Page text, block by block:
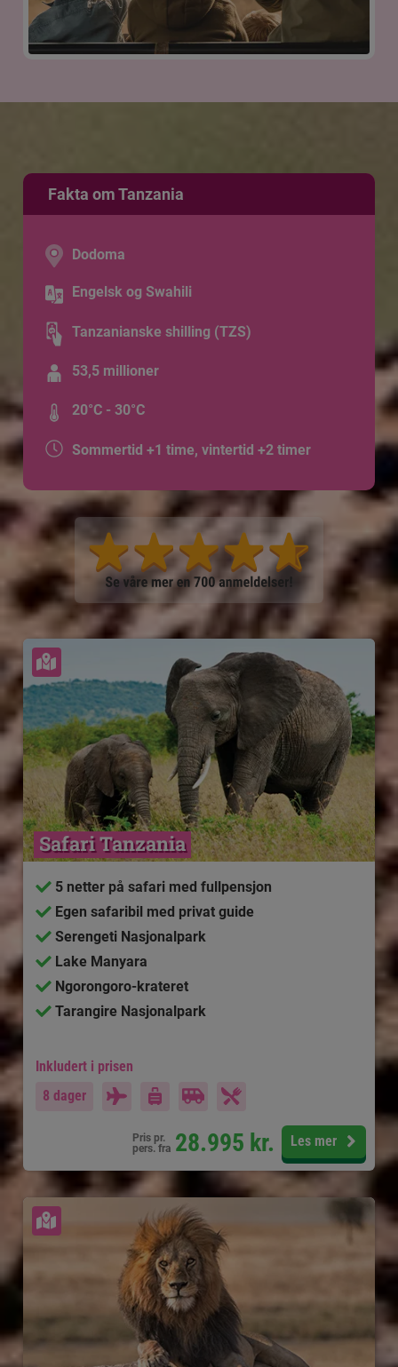
Fakta om Tanzania
Dodoma
Engelsk og Swahili
Tanzanianske shilling (TZS)
53,5 millioner
20°C - 30°C
Sommertid +1 time, vintertid +2 timer
Safari Tanzania
5 netter på safari med fullpensjon
Egen safaribil med privat guide
Serengeti Nasjonalpark
Lake Manyara
Ngorongoro-krateret
Tarangire Nasjonalpark
Inkludert i prisen
8 dager
Pris pr.
pers. fra 28.995 kr. Les mer